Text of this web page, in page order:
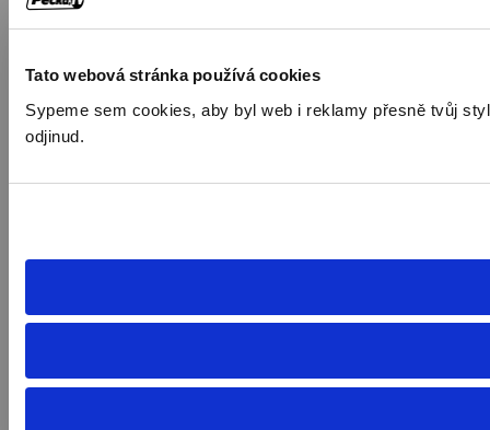
Tato webová stránka používá cookies
Sypeme sem cookies, aby byl web i reklamy přesně tvůj
odjinud.